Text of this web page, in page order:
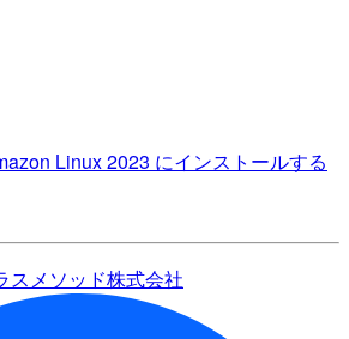
Linux 2023 にインストールする
スメソッド株式会社